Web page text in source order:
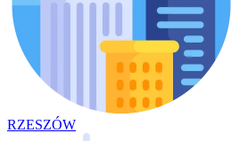
RZESZÓW